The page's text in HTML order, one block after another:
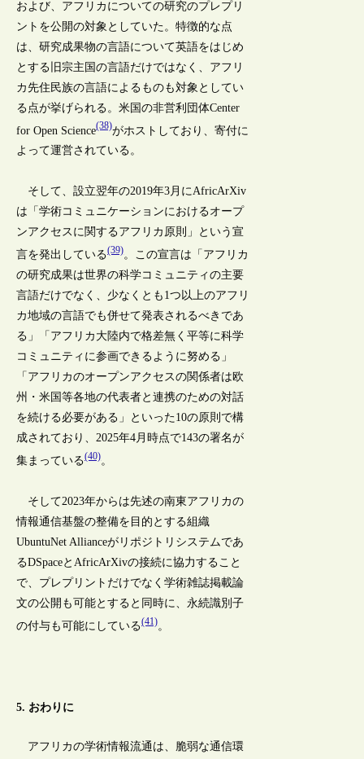
および、アフリカについての研究のプレプリ
ントを公開の対象としていた。特徴的な点
は、研究成果物の言語について英語をはじめ
とする旧宗主国の言語だけではなく、アフリ
カ先住民族の言語によるものも対象としてい
る点が挙げられる。米国の非営利団体Center
for Open Science(38)がホストしており、寄付に
よって運営されている。
そして、設立翌年の2019年3月にAfricArXiv
は「学術コミュニケーションにおけるオープ
ンアクセスに関するアフリカ原則」という宣
言を発出している(39)。この宣言は「アフリカ
の研究成果は世界の科学コミュニティの主要
言語だけでなく、少なくとも1つ以上のアフリ
カ地域の言語でも併せて発表されるべきであ
る」「アフリカ大陸内で格差無く平等に科学
コミュニティに参画できるように努める」
「アフリカのオープンアクセスの関係者は欧
州・米国等各地の代表者と連携のための対話
を続ける必要がある」といった10の原則で構
成されており、2025年4月時点で143の署名が
集まっている(40)。
そして2023年からは先述の南東アフリカの
情報通信基盤の整備を目的とする組織
UbuntuNet Allianceがリポジトリシステムであ
るDSpaceとAfricArXivの接続に協力すること
で、プレプリントだけでなく学術雑誌掲載論
文の公開も可能とすると同時に、永続識別子
の付与も可能にしている(41)。
5. おわりに
アフリカの学術情報流通は、脆弱な通信環